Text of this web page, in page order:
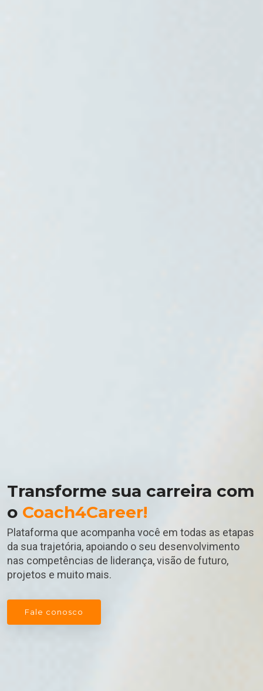
Transforme sua carreira com
o Coach4Career!
Plataforma que acompanha você em todas as etapas
da sua trajetória, apoiando o seu desenvolvimento
nas competências de liderança, visão de futuro,
projetos e muito mais.
Fale conosco